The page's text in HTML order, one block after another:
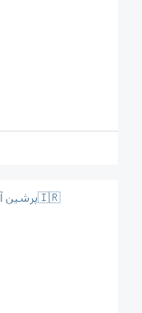
🇮🇷PersianArma (TFI) | پرشین آرما🇮🇷